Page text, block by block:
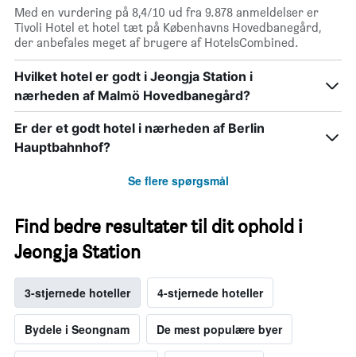
Med en vurdering på 8,4/10 ud fra 9.878 anmeldelser er
Tivoli Hotel et hotel tæt på Københavns Hovedbanegård,
der anbefales meget af brugere af HotelsCombined.
Hvilket hotel er godt i Jeongja Station i
nærheden af Malmö Hovedbanegård?
Er der et godt hotel i nærheden af Berlin
Hauptbahnhof?
Se flere spørgsmål
Find bedre resultater til dit ophold i
Jeongja Station
3-stjernede hoteller 4-stjernede hoteller
Bydele i Seongnam De mest populære byer